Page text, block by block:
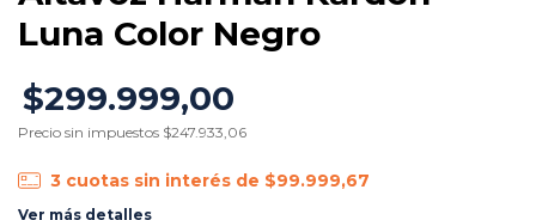
Luna Color Negro
$299.999,00
Precio sin impuestos $247.933,06
3 cuotas sin interés de $99.999,67
Ver más detalles